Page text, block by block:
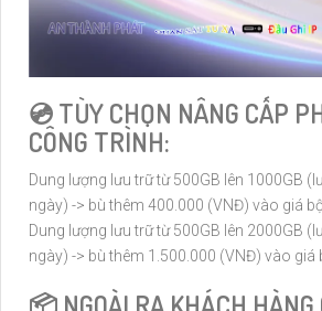
💿 TÙY CHỌN NÂNG CẤP
CÔNG TRÌNH:
Dung lượng lưu trữ từ 500GB lên 1000GB
ngày) -> bù thêm 400.000 (VNĐ) vào giá
Dung lượng lưu trữ từ 500GB lên 2000GB
ngày) -> bù thêm 1.500.000 (VNĐ) vào giá